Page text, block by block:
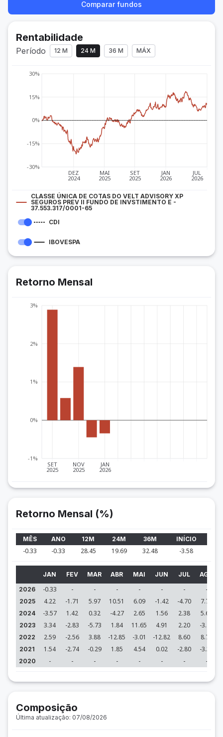
Comparar fundos
Rentabilidade
Período 12 M 24 M 36 M MÁX
DEZ
2024
MAI
2025
SET
2025
JAN
2026
JUL
2026
-30%
-15%
0%
15%
30%
CLASSE ÚNICA DE COTAS DO VELT ADVISORY XP
SEGUROS PREV II FUNDO DE INVSTIMENTO E -
37.553.317/0001-65
CDI
IBOVESPA
Retorno Mensal
SET
2025
NOV
2025
JAN
2026
-1%
0%
1%
2%
3%
Retorno Mensal (%)
MÊS ANO 12M 24M 36M INÍCIO
-0.33 -0.33 28.45 19.69 32.48 -3.58
JAN FEV MAR ABR MAI JUN JUL AGO
2026
-0.33 - - - - - - -
2025 4.22 -1.71 5.97 10.51 6.09 -1.42 -4.70 7.78
2024 -3.57 1.42 0.32 -4.27 2.65 1.56 2.38 5.63
2023 3.34 -2.83 -5.73 1.84 11.65 4.91 2.20 -3.79
2022 2.59 -2.56 3.88 -12.85 -3.01 -12.82 8.60 8.76
2021 1.54 -2.74 -0.29 1.85 4.54 0.02 -2.80 -3.36
2020 - - - - - - - -
Composição
Última atualização: 07/08/2026